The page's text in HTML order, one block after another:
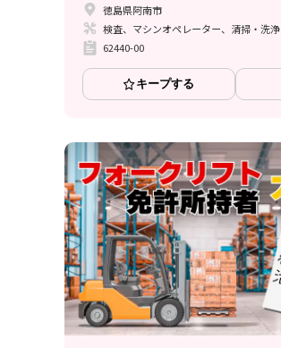
徳島県阿南市
検査、マシンオペレーター、清掃・洗浄
62440-00
キープする